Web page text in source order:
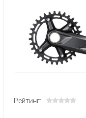
Рейтинг: